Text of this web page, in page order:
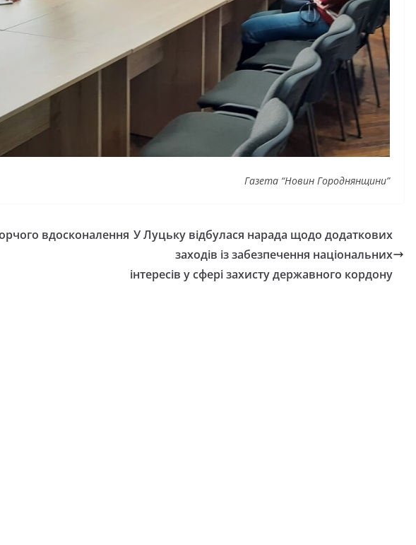
Газета “Новин Городнянщини”
вдосконалення У Луцьку відбулася нарада щодо додаткових
заходів із забезпечення національних
інтересів у сфері захисту державного кордону